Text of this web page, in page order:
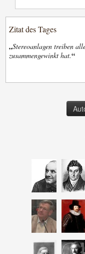
Zitat des Tages
„Stereoanlagen treiben
zusammengewinkt hat.“